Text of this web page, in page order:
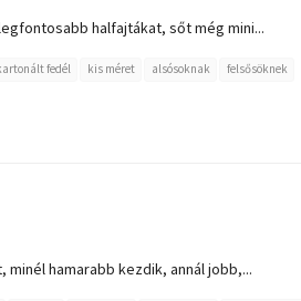
halfajtákat, sőt még mini...
fedél kis méret alsósoknak
felsősöknek
hamarabb kezdik, annál jobb,...